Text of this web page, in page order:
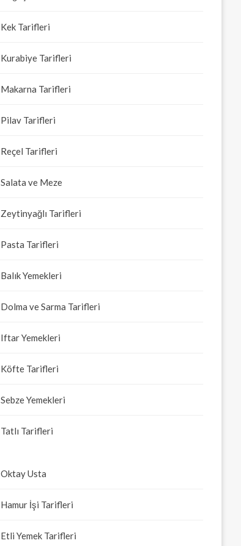
Kek Tarifleri
Kurabiye Tarifleri
Makarna Tarifleri
Pilav Tarifleri
Reçel Tarifleri
Salata ve Meze
Zeytinyağlı Tarifleri
Pasta Tarifleri
Balık Yemekleri
Dolma ve Sarma Tarifleri
Iftar Yemekleri
Köfte Tarifleri
Sebze Yemekleri
Tatlı Tarifleri
Oktay Usta
Hamur İşi Tarifleri
Etli Yemek Tarifleri